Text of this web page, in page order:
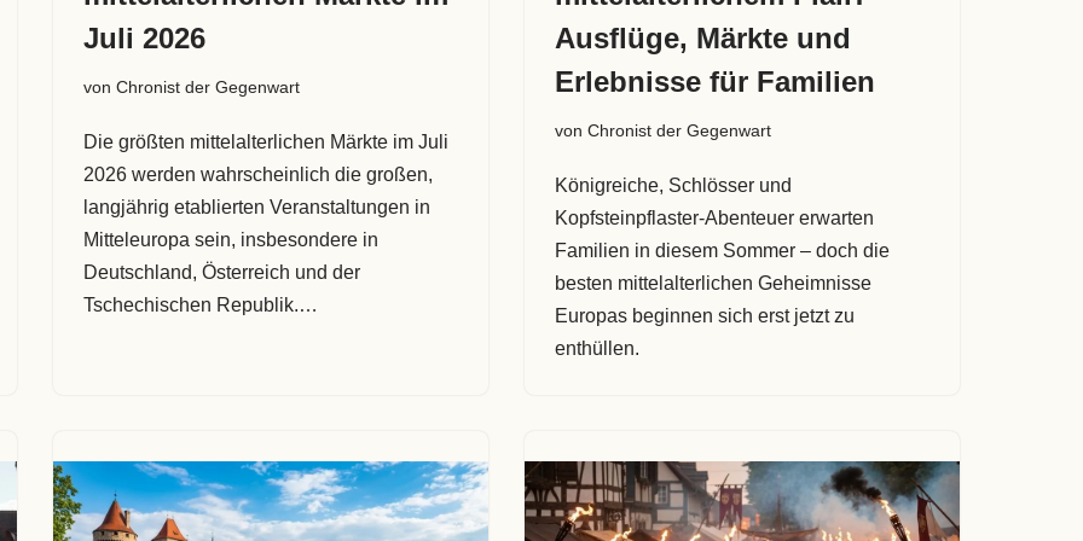
Juli 2026
von Chronist der Gegenwart
Die größten mittelalterlichen Märkte im Juli
2026 werden wahrscheinlich die großen,
langjährig etablierten Veranstaltungen in
Mitteleuropa sein, insbesondere in
Deutschland, Österreich und der
Tschechischen Republik.…
Ausflüge, Märkte und
Erlebnisse für Familien
von Chronist der Gegenwart
Königreiche, Schlösser und
Kopfsteinpflaster-Abenteuer erwarten
Familien in diesem Sommer – doch die
besten mittelalterlichen Geheimnisse
Europas beginnen sich erst jetzt zu
enthüllen.